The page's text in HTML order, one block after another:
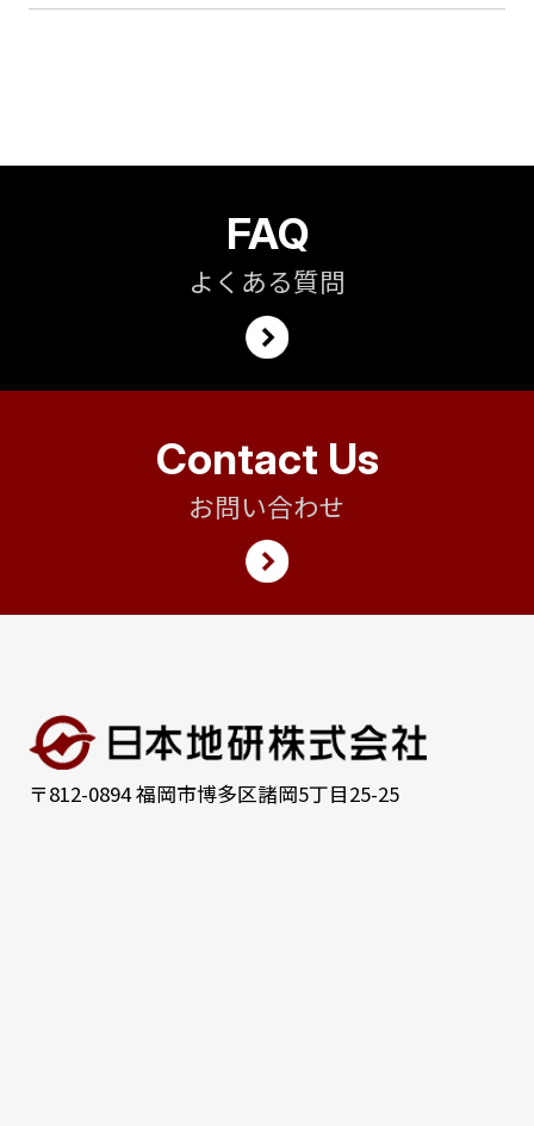
FAQ
よくある質問
Contact Us
お問い合わせ
〒812-0894 福岡市博多区諸岡5丁目25-25